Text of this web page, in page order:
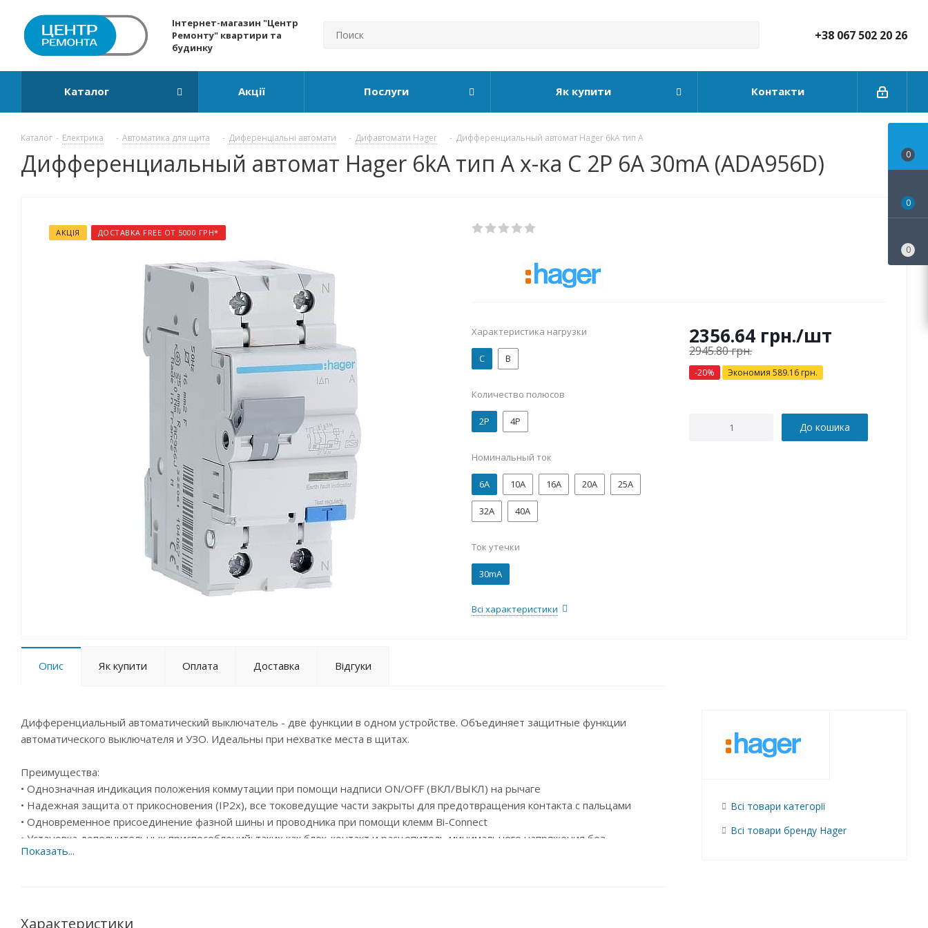
Інтернет-магазин "Центр
Ремонту" квартири та
будинку
+38 067 502 20 26
Каталог Акції Послуги Як купити Контакти
Каталог - Електрика - Автоматика для щита - Диференціальні автомати - Дифавтомати Hager - Дифференциальный автомат Hager 6kA тип А
Дифференциальный автомат Hager 6kA тип А х-ка C 2P 6А 30mA (ADA956D)
АКЦІЯ ДОСТАВКА FREE ОТ 5000 ГРН*
Характеристика нагрузки
C B
Количество полюсов
2P 4P
Номинальный ток
6А 10А 16А 20А 25А
32А 40А
Ток утечки
30mA
Всі характеристики
2356.64 грн./шт
2945.80грн.
-20% Экономия 589.16 грн.
До кошика
Опис Як купити Оплата Доставка Відгуки
Дифференциальный автоматический выключатель - две функции в одном устройстве. Объединяет защитные функции
автоматического выключателя и УЗО. Идеальны при нехватке места в щитах.
Преимущества:
• Однозначная индикация положения коммутации при помощи надписи ON/OFF (ВКЛ/ВЫКЛ) на рычаге
• Надежная защита от прикосновения (IP2x), все токоведущие части закрыты для предотвращения контакта с пальцами
• Одновременное присоединение фазной шины и проводника при помощи клемм Bi-Connect
• Установка дополнительных приспособлений: таких как блок-контакт и расцепитель минимального напряжения без
применения инструментов
Характеристики
Всі товари категорії
Всі товари бренду Hager
0
0
0